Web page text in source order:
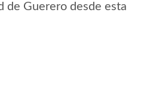
de Guerero desde esta